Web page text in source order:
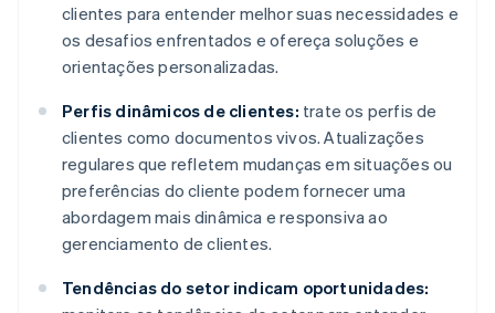
clientes para entender melhor suas necessidades e
os desafios enfrentados e ofereça soluções e
orientações personalizadas.
Perfis dinâmicos de clientes: trate os perfis de
clientes como documentos vivos. Atualizações
regulares que refletem mudanças em situações ou
preferências do cliente podem fornecer uma
abordagem mais dinâmica e responsiva ao
gerenciamento de clientes.
Tendências do setor indicam oportunidades: